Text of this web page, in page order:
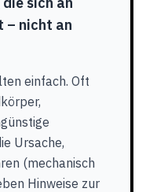
– nicht an
einfach. Oft
Ursache,
(mechanisch
Hinweise zur